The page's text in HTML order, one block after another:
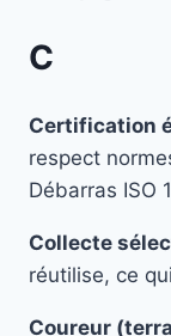
C
Certification
respect
Débarras ISO
Collecte
réutilise, ce
Coureur